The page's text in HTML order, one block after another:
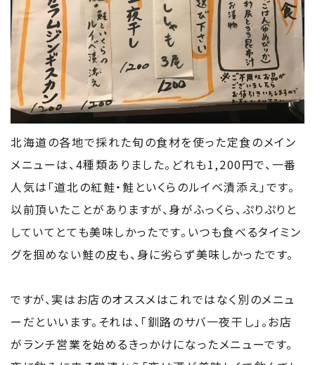
北海道の各地で採れた旬の食材を使った定食のメイン
メニューは、4種類ありました。どれも1,200円で、一番
人気は「道北の紅鮭・鮭といくらのルイベ漬添え」です。
以前頂いたことがありますが、身がふっくら、ぷりぷりと
していてとても美味しかったです。いつも食べるタイミン
グを掴めない鮭の皮も、身に劣らず美味しかったです。
ですが、実はお店のオススメはこれではなく別のメニュ
ーだといいます。それは、「釧路のサバ一夜干し」。お店
がランチ営業を始めるきっかけになったメニューです。